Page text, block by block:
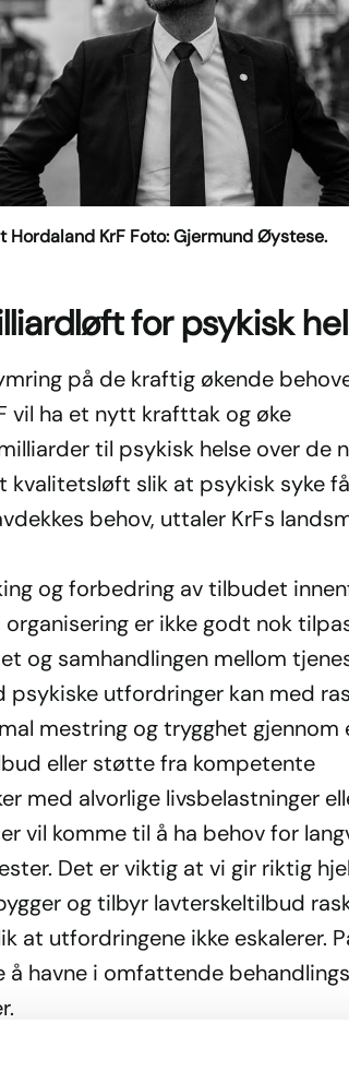
Hordaland KrF Foto: Gjermund Øystese.
for psykisk
på de kraftig økende
vil ha et nytt krafttak og øke
til psykisk helse over de
kvalitetsløft slik at psykisk syke
behov, uttaler KrFs
og forbedring av tilbudet
organisering er ikke godt nok
og samhandlingen mellom
psykiske utfordringer kan med
mestring og trygghet gjennom
eller støtte fra kompetente
med alvorlige livsbelastninger
vil komme til å ha behov for
Det er viktig at vi gir riktig
og tilbyr lavterskeltilbud
at utfordringene ikke eskalerer.
å havne i omfattende